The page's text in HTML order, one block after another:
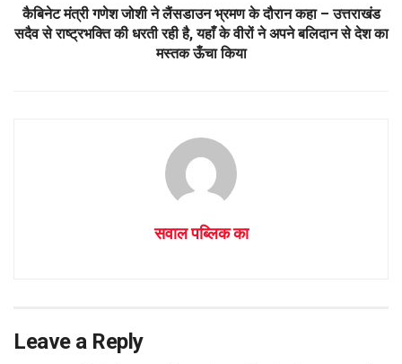
कैबिनेट मंत्री गणेश जोशी ने लैंसडाउन भ्रमण के दौरान कहा – उत्तराखंड
सदैव से राष्ट्रभक्ति की धरती रही है, यहाँ के वीरों ने अपने बलिदान से देश का
मस्तक ऊँचा किया
सवाल पब्लिक का
Leave a Reply